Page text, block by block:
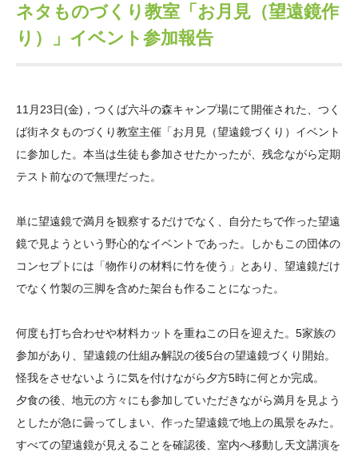
中谷財団40年史
40年史別冊
年報一覧 中谷財団レポート
研究助成 交流助成
ム
科学教育振興助成・
次世代理系人材育成プ
その他情報
個人情報保護に関する
アクセス よくあるご質問
サイトマップ 中谷財団アーカイブ
お問い合わせ
日本語 English マイページ
ネタものづくり教室「お月見（望遠鏡作
り）」イベント参加報告
11月23日(金)，つくば六斗の森キャンプ場にて開催された、つく
ば街ネタものづくり教室主催「お月見（望遠鏡づくり）イベント
に参加した。本当は生徒も参加させたかったが、残念ながら定期
テスト前なので無理だった。
単に望遠鏡で満月を観察するだけでなく、自分たちで作った望遠
鏡で見ようという野心的なイベントであった。しかもこの団体の
コンセプトには「物作りの材料に竹を使う」とあり、望遠鏡だけ
でなく竹製の三脚を含めた架台も作ることになった。
何度も打ち合わせや材料カットを重ねこの日を迎えた。5家族の
参加があり、望遠鏡の仕組み解説の後5台の望遠鏡づくり開始。
怪我をさせないように気を付けながら夕方5時に何とか完成。
夕食の後、地元の方々にも参加していただきながら満月を見よう
としたが急に曇ってしまい、作った望遠鏡で地上の風景をみた。
すべての望遠鏡が見えることを確認後、室内へ移動し天文講演を